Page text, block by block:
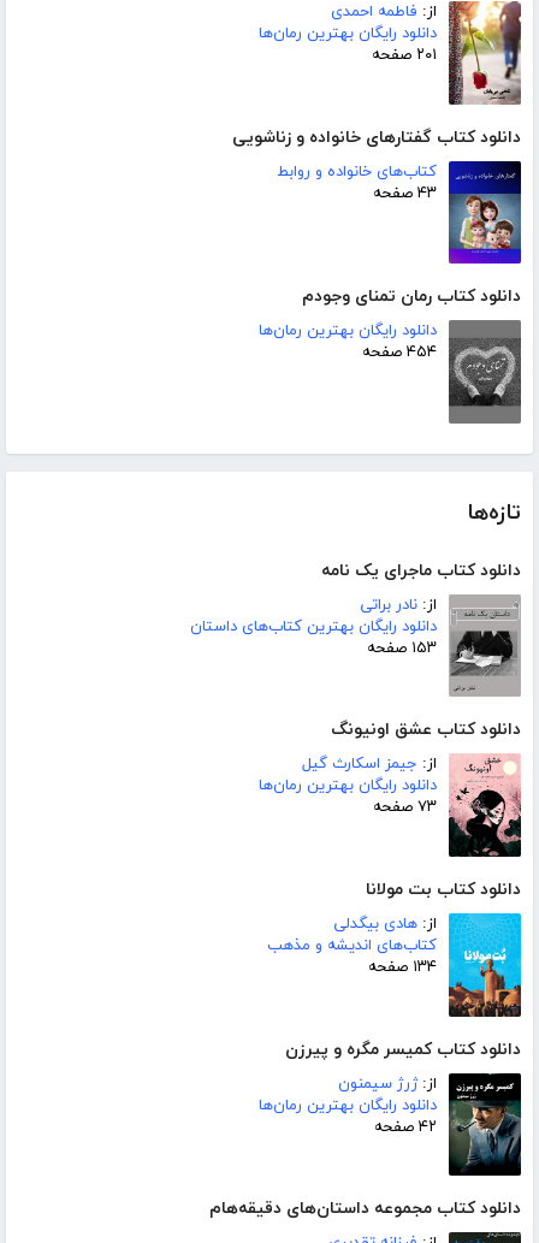
از: فاطمه احمدی
دانلود رایگان بهترین رمان‌ها
۲۰۱ صفحه
دانلود کتاب گفتارهای خانواده و زناشویی
کتاب‌های خانواده و روابط
۴۳ صفحه
دانلود کتاب رمان تمنای وجودم
دانلود رایگان بهترین رمان‌ها
۴۵۴ صفحه
تازه‌ها
دانلود کتاب ماجرای یک نامه
از: نادر براتی
دانلود رایگان بهترین کتاب‌های داستان
۱۵۳ صفحه
دانلود کتاب عشق اونیونگ
از: جیمز اسکارث گیل
دانلود رایگان بهترین رمان‌ها
۷۳ صفحه
دانلود کتاب بت مولانا
از: هادی بیگدلی
کتاب‌های اندیشه و مذهب
۱۳۴ صفحه
دانلود کتاب کمیسر مگره و پیرزن
از:ژرژ سیمنون
دانلود رایگان بهترین رمان‌ها
۴۲ صفحه
دانلود کتاب مجموعه داستان‌های دقیقه‌هام